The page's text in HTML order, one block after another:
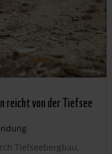
reicht von der Tiefsee
Tiefseebergbau,